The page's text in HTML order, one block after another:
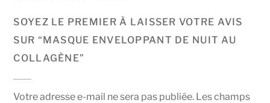
SOYEZ LE PREMIER À LAISSER VOTRE AVIS
SUR “MASQUE ENVELOPPANT DE NUIT AU
COLLAGÈNE”
Votre adresse e-mail ne sera pas publiée. Les champs